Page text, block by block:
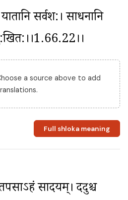
सर्वश:। साधनानि
a source above to add
Full shloka meaning
प्रसादयम्। ददुश्च